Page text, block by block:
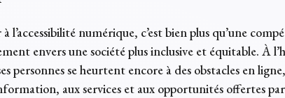
l’accessibilité numérique, c’est bien plus qu’une
envers une société plus inclusive et équitable. À
personnes se heurtent encore à des obstacles en
aux services et aux opportunités offertes